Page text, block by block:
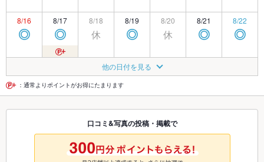
8/16
◎
8/17
◎
8/18
休
8/19
◎
8/20
休
8/21
◎
8/22
◎
◎ ◎
8/25
休
8/26
◎
8/27
休 ◎ ◎
8/30 8/31 9/1
休
9/2
◎
9/3
休
9/4 9/5
9/8 9/9 9/10 9/11
他の日付を見る
：通常よりポイントがお得にたまります
口コミ&写真の投稿・掲載で